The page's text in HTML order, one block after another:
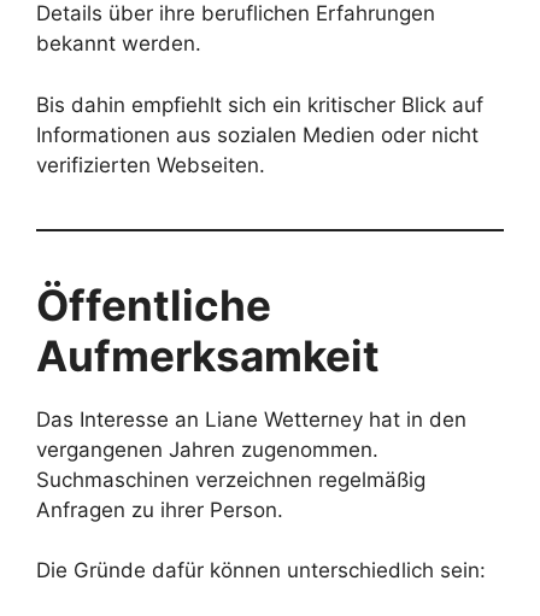
Details über ihre beruflichen Erfahrungen
bekannt werden.
Bis dahin empfiehlt sich ein kritischer Blick auf
Informationen aus sozialen Medien oder nicht
verifizierten Webseiten.
Öffentliche
Aufmerksamkeit
Das Interesse an Liane Wetterney hat in den
vergangenen Jahren zugenommen.
Suchmaschinen verzeichnen regelmäßig
Anfragen zu ihrer Person.
Die Gründe dafür können unterschiedlich sein: